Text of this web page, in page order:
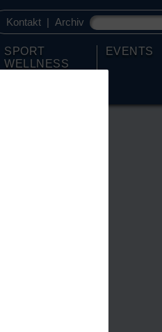
Kontakt | Archiv
SPORT
WELLNESS
EVENTS